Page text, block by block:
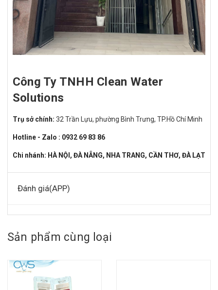
Công Ty TNHH Clean Water
Solutions
Trụ sở chính: 32 Trần Lựu, phường Bình Trưng, TP.Hồ Chí Minh
Hotline - Zalo : 0932 69 83 86
Chi nhánh: HÀ NỘI, ĐÀ NẴNG, NHA TRANG, CẦN THƠ, ĐÀ LẠT
Đánh giá(APP)
Sản phẩm cùng loại